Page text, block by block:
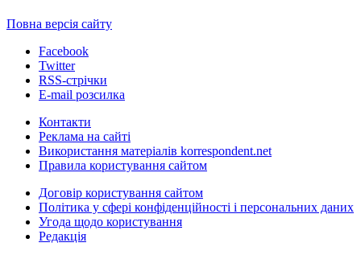
Повна версія сайту
Facebook
Twitter
RSS-стрічки
E-mail розсилка
Контакти
Реклама на сайті
Використання матеріалів korrespondent.net
Правила користування сайтом
Договір користування сайтом
Політика у сфері конфіденційності і персональних даних
Угода щодо користування
Редакція